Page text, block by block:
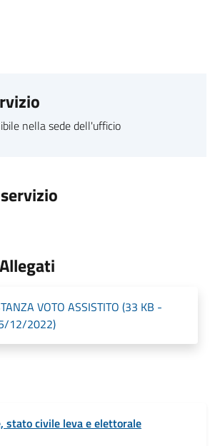
nella sede dell'ufficio
VOTO ASSISTITO (33 KB -
12/2022)
stato civile leva e elettorale